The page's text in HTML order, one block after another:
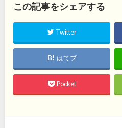
この記事をシェアする
Twitter
はてブ
Pocket